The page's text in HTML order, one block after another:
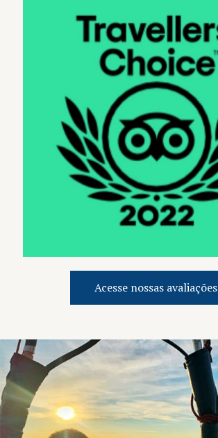
Acesse nossas avaliações